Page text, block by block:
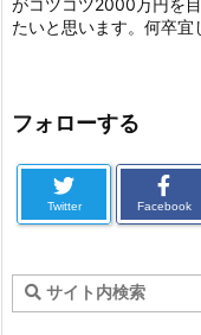
たいと思います。何卒宜
フォローする
Twitter Facebook